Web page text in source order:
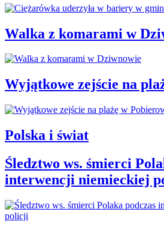
Walka z komarami w
Wyjątkowe zejście na
Polska i świat
Śledztwo ws. śmierci
interwencji niemieckiej